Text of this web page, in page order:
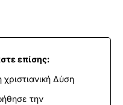
επίσης:
χριστιανική Δύση
την